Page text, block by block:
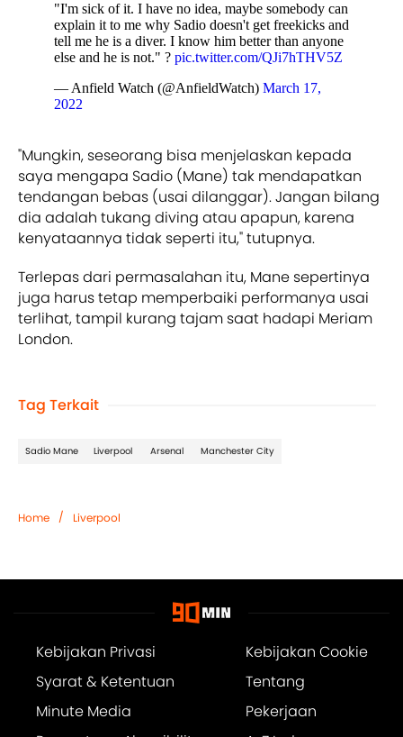
"I'm sick of it. I have no idea, maybe somebody can
explain it to me why Sadio doesn't get freekicks and
tell me he is a diver. I know him better than anyone
else and he is not." ? pic.twitter.com/QJi7hTHV5Z
— Anfield Watch (@AnfieldWatch) March 17,
2022
"Mungkin, seseorang bisa menjelaskan kepada
saya mengapa Sadio (Mane) tak mendapatkan
tendangan bebas (usai dilanggar). Jangan bilang
dia adalah tukang diving atau apapun, karena
kenyataannya tidak seperti itu," tutupnya.
Terlepas dari permasalahan itu, Mane sepertinya
juga harus tetap memperbaiki performanya usai
terlihat, tampil kurang tajam saat hadapi Meriam
London.
Tag Terkait
Sadio Mane Liverpool Arsenal Manchester City
Home / Liverpool
Kebijakan Privasi
Kebijakan Cookie
Syarat & Ketentuan
Tentang
Minute Media
Pekerjaan